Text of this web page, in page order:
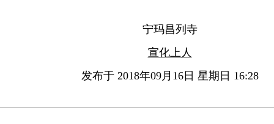
宁玛昌列寺
宣化上人
发布于 2018年09月16日 星期日 16:28